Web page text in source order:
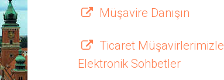
Müşavire Danışın
Ticaret Müşavirlerimizle
Elektronik Sohbetler